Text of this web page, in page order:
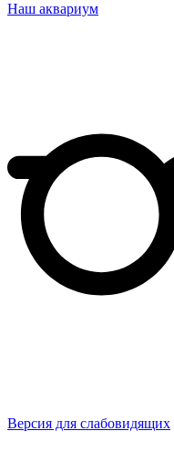
Наш аквариум
Версия для слабовидящих